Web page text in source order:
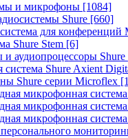
и микрофоны [1084]
Shure [660]
для конференций
Shure Stem [6]
аудиопроцессоры Shure
система Shure Axient
Shure серии Microflex
микрофонная
микрофонная
микрофонная